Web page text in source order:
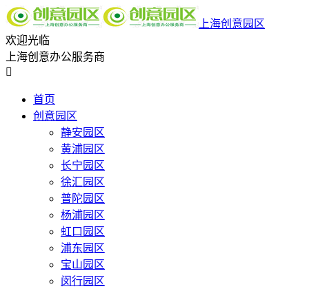
上海创意园区
欢迎光临
上海创意办公服务商

首页
创意园区
静安园区
黄浦园区
长宁园区
徐汇园区
普陀园区
杨浦园区
虹口园区
浦东园区
宝山园区
闵行园区